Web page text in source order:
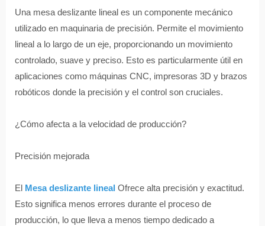
Una mesa deslizante lineal es un componente mecánico
utilizado en maquinaria de precisión. Permite el movimiento
lineal a lo largo de un eje, proporcionando un movimiento
controlado, suave y preciso. Esto es particularmente útil en
aplicaciones como máquinas CNC, impresoras 3D y brazos
robóticos donde la precisión y el control son cruciales.
¿Cómo afecta a la velocidad de producción?
Precisión mejorada
El Mesa deslizante lineal Ofrece alta precisión y exactitud.
Esto significa menos errores durante el proceso de
producción, lo que lleva a menos tiempo dedicado a